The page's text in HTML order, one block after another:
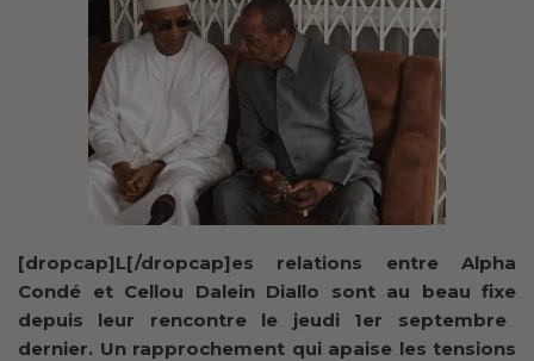
[dropcap]L[/dropcap]es relations entre Alpha
Condé et Cellou Dalein Diallo sont au beau fixe
depuis leur rencontre le jeudi 1er septembre
dernier. Un rapprochement qui apaise les tensions